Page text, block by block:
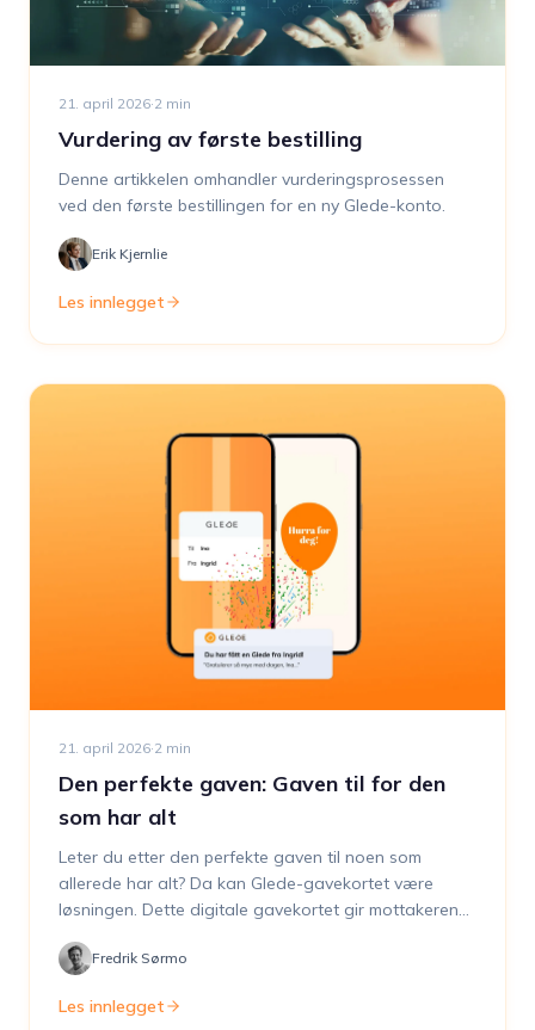
21. april 2026·2 min
Vurdering av første bestilling
Denne artikkelen omhandler vurderingsprosessen
ved den første bestillingen for en ny Glede-konto.
Erik Kjernlie
Les innlegget
21. april 2026·2 min
Den perfekte gaven: Gaven til for den
som har alt
Leter du etter den perfekte gaven til noen som
allerede har alt? Da kan Glede-gavekortet være
løsningen. Dette digitale gavekortet gir mottakeren
tilknytningen til Mastercard og kan personliggjøres
gang du står overfor utfordringen med å finne den
Fredrik Sørmo
Les innlegget